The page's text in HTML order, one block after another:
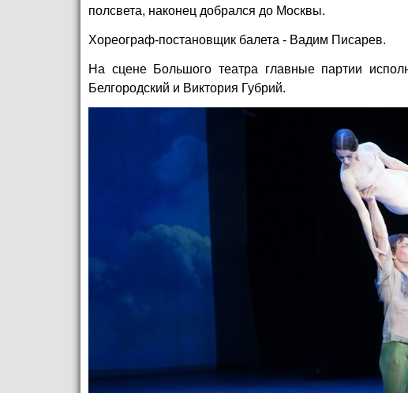
полсвета, наконец добрался до Москвы.
Хореограф-постановщик балета - Вадим Писарев.
На сцене Большого театра главные партии
Белгородский и Виктория Губрий.